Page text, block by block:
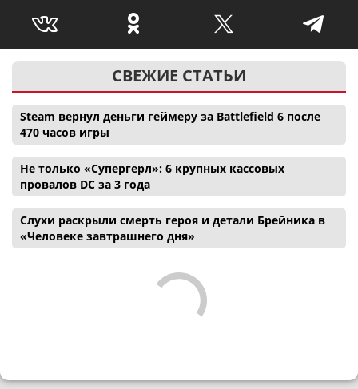
СВЕЖИЕ СТАТЬИ
Steam вернул деньги геймеру за Battlefield 6 после
470 часов игры
Не только «Супергерл»: 6 крупных кассовых
провалов DC за 3 года
Слухи раскрыли смерть героя и детали Брейника в
«Человеке завтрашнего дня»